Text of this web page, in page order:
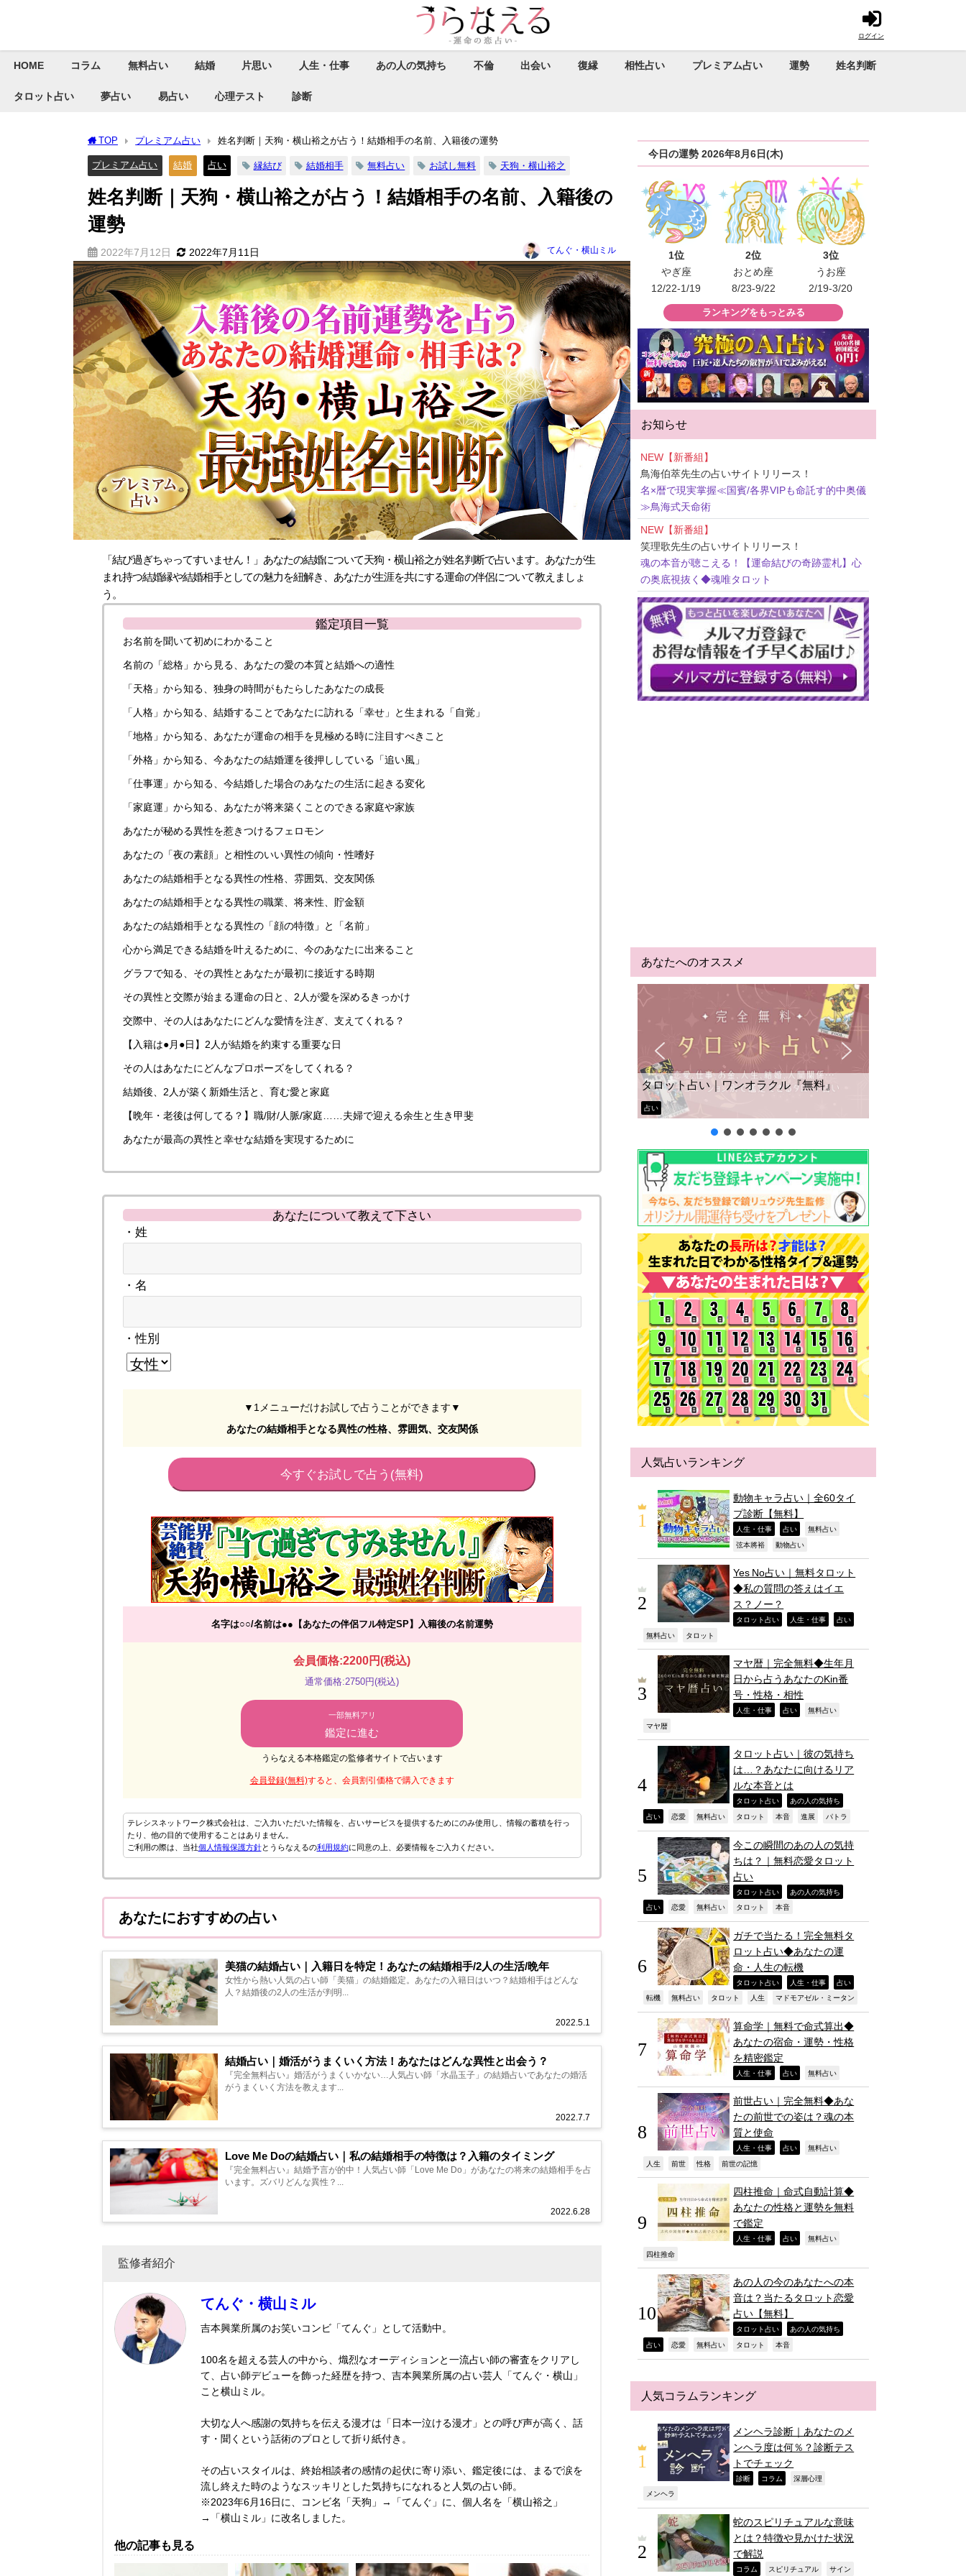
ログイン
HOME コラム 無料占い 結婚 片思い 人生・仕事 あの人の気持ち 不倫 出会い 復縁 相性占い プレミアム占い 運勢 姓名判断
タロット占い 夢占い 易占い 心理テスト 診断
TOP プレミアム占い 姓名判断｜天狗・横山裕之が占う！結婚相手の名前、入籍後の運勢
プレミアム占い 結婚 占い 縁結び 結婚相手 無料占い お試し無料 天狗・横山裕之
姓名判断｜天狗・横山裕之が占う！結婚相手の名前、入籍後の
運勢
2022年7月12日 2022年7月11日 てんぐ・横山ミル
「結び過ぎちゃってすいません！」あなたの結婚について天狗・横山裕之が姓名判断で占います。あなたが生
まれ持つ結婚縁や結婚相手としての魅力を紐解き、あなたが生涯を共にする運命の伴侶について教えましょ
う。
鑑定項目一覧
お名前を聞いて初めにわかること
名前の「総格」から見る、あなたの愛の本質と結婚への適性
「天格」から知る、独身の時間がもたらしたあなたの成長
「人格」から知る、結婚することであなたに訪れる「幸せ」と生まれる「自覚」
「地格」から知る、あなたが運命の相手を見極める時に注目すべきこと
「外格」から知る、今あなたの結婚運を後押ししている「追い風」
「仕事運」から知る、今結婚した場合のあなたの生活に起きる変化
「家庭運」から知る、あなたが将来築くことのできる家庭や家族
あなたが秘める異性を惹きつけるフェロモン
あなたの「夜の素顔」と相性のいい異性の傾向・性嗜好
あなたの結婚相手となる異性の性格、雰囲気、交友関係
あなたの結婚相手となる異性の職業、将来性、貯金額
あなたの結婚相手となる異性の「顔の特徴」と「名前」
心から満足できる結婚を叶えるために、今のあなたに出来ること
グラフで知る、その異性とあなたが最初に接近する時期
その異性と交際が始まる運命の日と、2人が愛を深めるきっかけ
交際中、その人はあなたにどんな愛情を注ぎ、支えてくれる？
【入籍は●月●日】2人が結婚を約束する重要な日
その人はあなたにどんなプロポーズをしてくれる？
結婚後、2人が築く新婚生活と、育む愛と家庭
【晩年・老後は何してる？】職/財/人脈/家庭……夫婦で迎える余生と生き甲斐
あなたが最高の異性と幸せな結婚を実現するために
あなたについて教えて下さい
・姓
・名
・性別
▼1メニューだけお試しで占うことができます▼
あなたの結婚相手となる異性の性格、雰囲気、交友関係
今すぐお試しで占う(無料)
名字は○○/名前は●●【あなたの伴侶フル特定SP】入籍後の名前運勢
会員価格:2200円(税込)
通常価格:2750円(税込)
一部無料アリ
鑑定に進む
うらなえる本格鑑定の監修者サイトで占います
会員登録(無料)すると、会員割引価格で購入できます
テレシスネットワーク株式会社は、ご入力いただいた情報を、占いサービスを提供するためにのみ使用し、情報の蓄積を行っ
たり、他の目的で使用することはありません。
ご利用の際は、当社個人情報保護方針とうらなえるの利用規約に同意の上、必要情報をご入力ください。
あなたにおすすめの占い
美猫の結婚占い｜入籍日を特定！あなたの結婚相手/2人の生活/晩年
2022.5.1
女性から熱い人気の占い師「美猫」の結婚鑑定。あなたの入籍日はいつ？結婚相手はどんな
人？結婚後の2人の生活が判明...
結婚占い｜婚活がうまくいく方法！あなたはどんな異性と出会う？
2022.7.7
『完全無料占い』婚活がうまくいかない…人気占い師「水晶玉子」の結婚占いであなたの婚活
がうまくいく方法を教えます...
Love Me Doの結婚占い｜私の結婚相手の特徴は？入籍のタイミング
2022.6.28
『完全無料占い』結婚予言が的中！人気占い師「Love Me Do」があなたの将来の結婚相手を占
います。ズバリどんな異性？...
監修者紹介
てんぐ・横山ミル
吉本興業所属のお笑いコンビ「てんぐ」として活動中。
100名を超える芸人の中から、熾烈なオーディションと一流占い師の審査をクリアし
て、占い師デビューを飾った経歴を持つ、吉本興業所属の占い芸人「てんぐ・横山」
こと横山ミル。
大切な人へ感謝の気持ちを伝える漫才は「日本一泣ける漫才」との呼び声が高く、話
す・聞くという話術のプロとして折り紙付き。
その占いスタイルは、終始相談者の感情の起伏に寄り添い、鑑定後には、まるで涙を
流し終えた時のようなスッキリとした気持ちになれると人気の占い師。
※2023年6月16日に、コンビ名「天狗」→「てんぐ」に、個人名を「横山裕之」
→「横山ミル」に改名しました。
他の記事も見る
今日の運勢 2026年8月6日(木)
1位
やぎ座
12/22-1/19
2位
おとめ座
8/23-9/22
3位
うお座
2/19-3/20
ランキングをもっとみる
お知らせ
NEW【新番組】
鳥海伯萃先生の占いサイトリリース！
名×暦で現実掌握≪国賓/各界VIPも命託す的中奥儀
≫鳥海式天命術
NEW【新番組】
笑理歌先生の占いサイトリリース！
魂の本音が聴こえる！【運命結びの奇跡霊札】心
の奥底視抜く◆魂唯タロット
あなたへのオススメ
タロット占い｜ワンオラクル『無料』
占い
人気占いランキング
動物キャラ占い｜全60タイ
プ診断【無料】
人生・仕事 占い 無料占い
弦本將裕 動物占い
Yes No占い｜無料タロット
◆私の質問の答えはイエ
ス？ノー？
タロット占い 人生・仕事 占い
無料占い タロット
マヤ暦｜完全無料◆生年月
日から占うあなたのKin番
号・性格・相性
人生・仕事 占い 無料占い
マヤ暦
タロット占い｜彼の気持ち
は…？あなたに向けるリア
ルな本音とは
タロット占い あの人の気持ち
占い 恋愛 無料占い タロット 本音 進展 パトラ
今この瞬間のあの人の気持
ちは？｜無料恋愛タロット
占い
タロット占い あの人の気持ち
占い 恋愛 無料占い タロット 本音
ガチで当たる！完全無料タ
ロット占い◆あなたの運
命・人生の転機
タロット占い 人生・仕事 占い
転機 無料占い タロット 人生 マドモアゼル・ミータン
算命学｜無料で命式算出◆
あなたの宿命・運勢・性格
を精密鑑定
人生・仕事 占い 無料占い
前世占い｜完全無料◆あな
たの前世での姿は？魂の本
質と使命
人生・仕事 占い 無料占い
人生 前世 性格 前世の記憶
四柱推命｜命式自動計算◆
あなたの性格と運勢を無料
で鑑定
人生・仕事 占い 無料占い
四柱推命
あの人の今のあなたへの本
音は？当たるタロット恋愛
占い【無料】
タロット占い あの人の気持ち
占い 恋愛 無料占い タロット 本音
人気コラムランキング
メンヘラ診断｜あなたのメ
ンヘラ度は何％？診断テス
トでチェック
診断 コラム 深層心理
メンヘラ
蛇のスピリチュアルな意味
とは？特徴や見かけた状況
で解説
コラム スピリチュアル サイン